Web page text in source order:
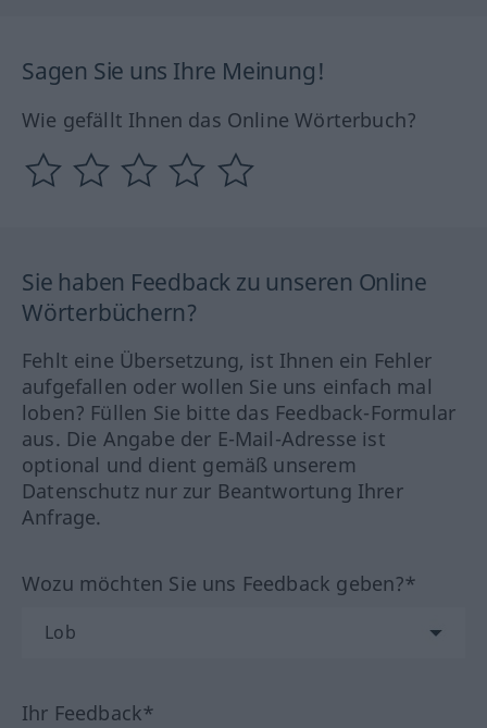
Sagen Sie uns Ihre Meinung!
Wie gefällt Ihnen das Online Wörterbuch?
Sie haben Feedback zu unseren Online
Wörterbüchern?
Fehlt eine Übersetzung, ist Ihnen ein Fehler
aufgefallen oder wollen Sie uns einfach mal
loben? Füllen Sie bitte das Feedback-Formular
aus. Die Angabe der E-Mail-Adresse ist
optional und dient gemäß unserem
Datenschutz nur zur Beantwortung Ihrer
Anfrage.
Wozu möchten Sie uns Feedback geben?*
Ihr Feedback*